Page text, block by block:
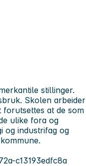
stillinger.
Skolen arbeider
forutsettes at de som
ulike fora og
og industrifag og
c13193edfc8a